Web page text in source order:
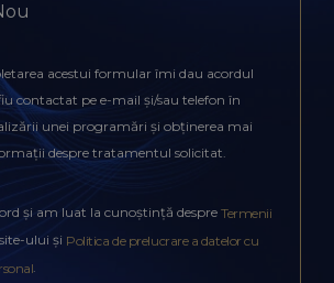
acestui formular îmi dau acordul
contactat pe e-mail și/sau telefon în
unei programări și obținerea mai
despre tratamentul solicitat.
și am luat la cunoștință despre Termenii
ului și Politica de prelucrare a datelor cu